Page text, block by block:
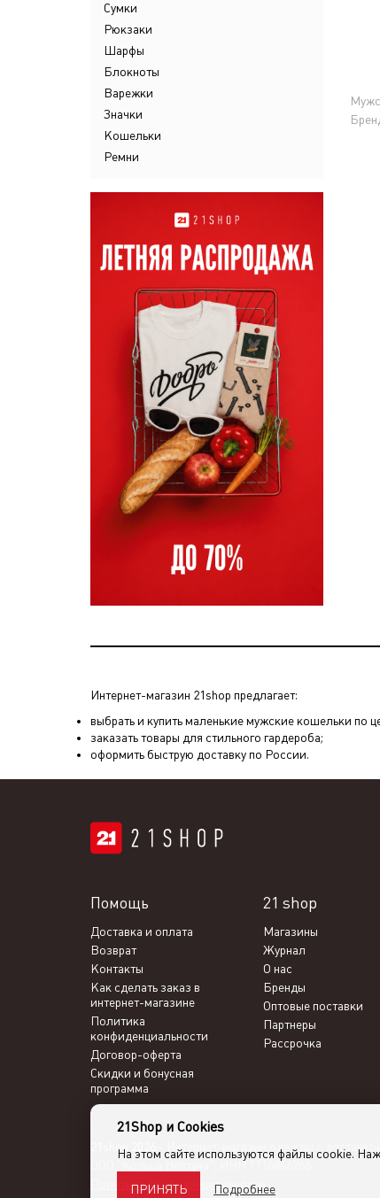
Сумки
Рюкзаки
Шарфы
Блокноты
Варежки
Значки
Кошельки
Ремни
Интернет-магазин 21shop предлагает:
выбрать и купить маленькие мужские кошельки по
заказать товары для стильного гардероба;
оформить быструю доставку по России.
21 shop
Магазины
Журнал
О нас
Бренды
Оптовые поставки
Партнеры
Рассрочка
Помощь
Доставка и оплата
Возврат
Контакты
Как сделать заказ в
интернет-магазине
Политика
конфиденциальности
Договор-оферта
Скидки и бонусная
программа
21shop 2026 -
Интернет-магазин одежды с доставкой
ООО "Кольца Нептуна", ИНН 7716866266
Политика конфиденциальности
21Shop и Cookies
На этом сайте используются файлы cookie.
ПРИНЯТЬ Подробнее